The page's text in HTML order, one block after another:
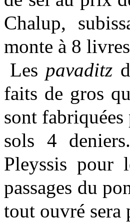
Chalup,
monte à 8
Les pavaditz
faits de gros
sont
sols 4
Pleyssis pour
passages du
tout ouvré sera